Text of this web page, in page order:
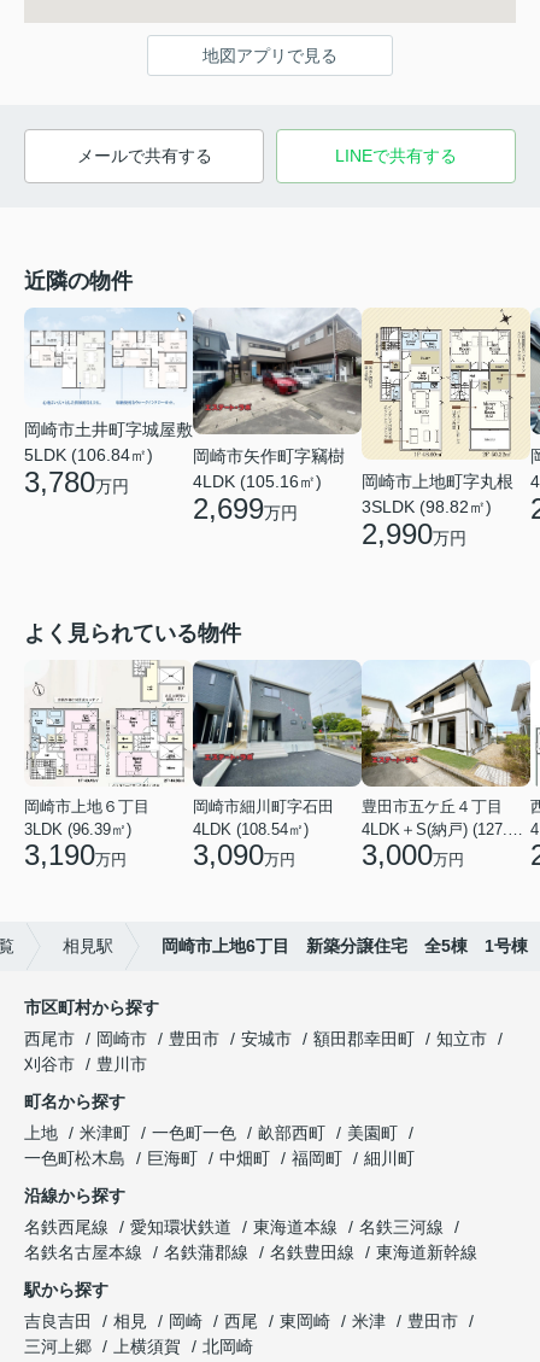
地図アプリで見る
メールで共有する LINEで共有する
近隣の物件
岡崎市土井町字城屋敷
5LDK (106.84㎡)
3,780万円
岡崎市矢作町字竊樹
4LDK (105.16㎡)
2,699万円
岡崎市上地町字丸根
3SLDK (98.82㎡)
2,990万円
よく見られている物件
岡崎市上地６丁目
3LDK (96.39㎡)
3,190万円
岡崎市細川町字石田
4LDK (108.54㎡)
3,090万円
豊田市五ケ丘４丁目
3,000万円
相見駅 岡崎市上地6丁目 新築分譲住宅 全5棟 1号棟
市区町村から探す
西尾市
岡崎市 豊田市 安城市 額田郡幸田町
知立市
刈谷市
豊川市
町名から探す
上地
米津町 一色町一色 畝部西町
美園町
一色町松木島
巨海町 中畑町 福岡町
細川町
沿線から探す
名鉄西尾線
愛知環状鉄道 東海道本線
名鉄三河線
名鉄名古屋本線
名鉄蒲郡線 名鉄豊田線
東海道新幹線
駅から探す
吉良吉田
相見 岡崎 西尾 東岡崎 米津
豊田市
三河上郷
上横須賀 北岡崎